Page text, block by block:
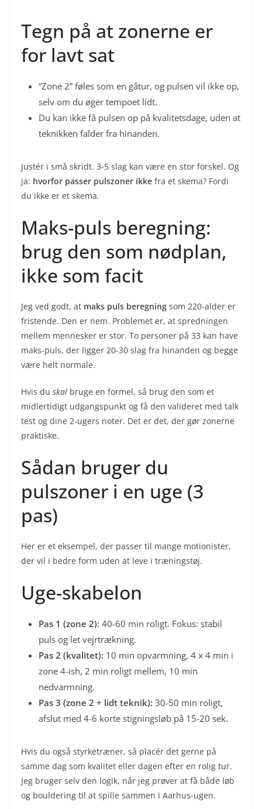
Tegn på at zonerne er
for lavt sat
“Zone 2” føles som en gåtur, og pulsen vil ikke op,
selv om du øger tempoet lidt.
Du kan ikke få pulsen op på kvalitetsdage, uden at
teknikken falder fra hinanden.
Justér i små skridt. 3-5 slag kan være en stor forskel. Og
ja: hvorfor passer pulszoner ikke fra et skema? Fordi
du ikke er et skema.
Maks-puls beregning:
brug den som nødplan,
ikke som facit
Jeg ved godt, at maks puls beregning som 220-alder er
fristende. Den er nem. Problemet er, at spredningen
mellem mennesker er stor. To personer på 33 kan have
maks-puls, der ligger 20-30 slag fra hinanden og begge
være helt normale.
Hvis du skal bruge en formel, så brug den som et
midlertidigt udgangspunkt og få den valideret med talk
test og dine 2-ugers noter. Det er det, der gør zonerne
praktiske.
Sådan bruger du
pulszoner i en uge (3
pas)
Her er et eksempel, der passer til mange motionister,
der vil i bedre form uden at leve i træningstøj.
Uge-skabelon
Pas 1 (zone 2): 40-60 min roligt. Fokus: stabil
puls og let vejrtrækning.
Pas 2 (kvalitet): 10 min opvarmning, 4 x 4 min i
zone 4-ish, 2 min roligt mellem, 10 min
nedvarmning.
Pas 3 (zone 2 + lidt teknik): 30-50 min roligt,
afslut med 4-6 korte stigningsløb på 15-20 sek.
Hvis du også styrketræner, så placér det gerne på
samme dag som kvalitet eller dagen efter en rolig tur.
Jeg bruger selv den logik, når jeg prøver at få både løb
og bouldering til at spille sammen i Aarhus-ugen.